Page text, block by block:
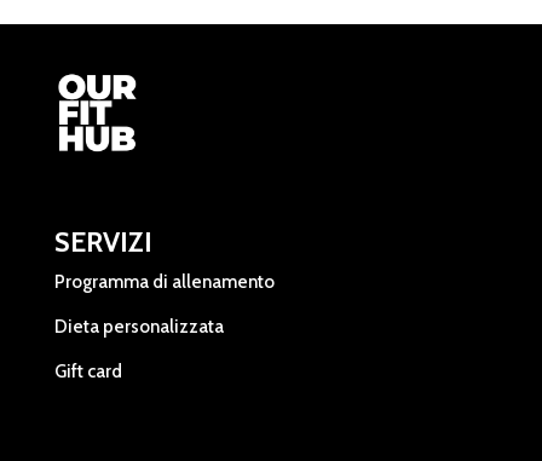
SERVIZI
Programma di allenamento
Dieta personalizzata
Gift card